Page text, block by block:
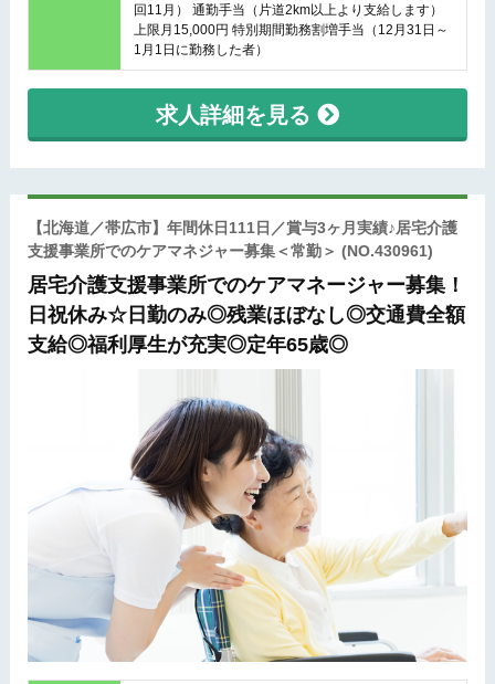
回11月） 通勤手当（片道2km以上より支給します）
上限月15,000円 特別期間勤務割増手当（12月31日～
1月1日に勤務した者）
求人詳細を見る
【北海道／帯広市】年間休日111日／賞与3ヶ月実績♪居宅介護
支援事業所でのケアマネジャー募集＜常勤＞ (NO.430961)
居宅介護支援事業所でのケアマネージャー募集！
日祝休み☆日勤のみ◎残業ほぼなし◎交通費全額
支給◎福利厚生が充実◎定年65歳◎